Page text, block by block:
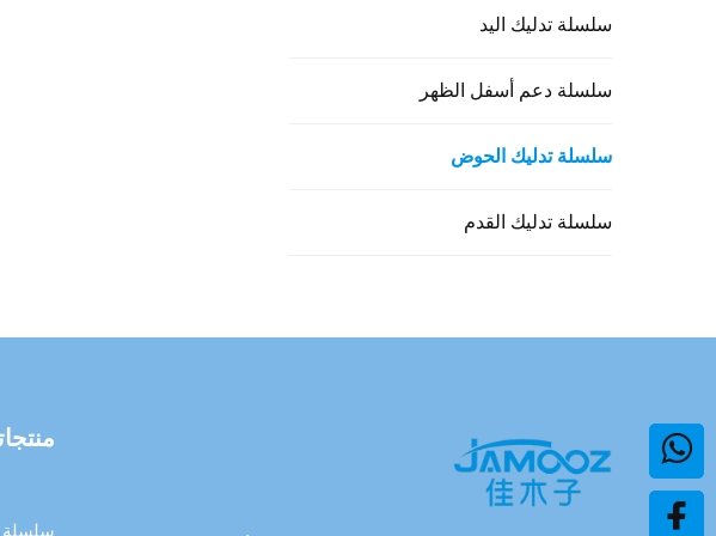
سلسلة تدليك اليد
سلسلة دعم أسفل الظهر
سلسلة تدليك الحوض
سلسلة تدليك القدم
سلسلة